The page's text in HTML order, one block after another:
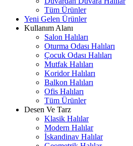
Tüm Ürünler
Yeni Gelen Ürünler
Kullanım Alanı
Salon Halıları
Oturma Odası Halıları
Çocuk Odası Halıları
Mutfak Halıları
Koridor Halıları
Balkon Halıları
Ofis Halıları
Tüm Ürünler
Desen Ve Tarz
Klasik Halılar
Modern Halılar
İskandinav Halılar